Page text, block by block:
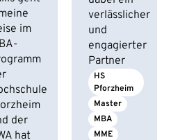
verlässlicher
und
engagierter
Partner
HS
Pforzheim
Master
MBA
MME
im
der
hat